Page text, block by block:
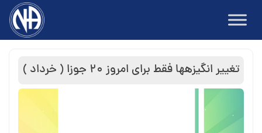
content
تغییر انگیزه⁯ها فقط برای امروز ۲۰ جوزا ( خرداد )